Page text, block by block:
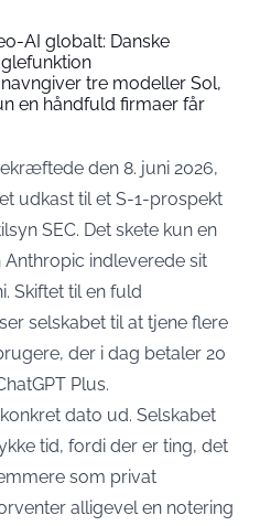
AI globalt: Danske
tre modeller Sol,
en håndfuld firmaer får
den 8. juni 2026,
udkast til et S-1-prospekt
SEC. Det skete kun en
Anthropic indleverede sit
Skiftet til en fuld
selskabet til at tjene flere
der i dag betaler 20
Plus.
dato ud. Selskabet
tid, fordi der er ting, det
som privat
alligevel en notering